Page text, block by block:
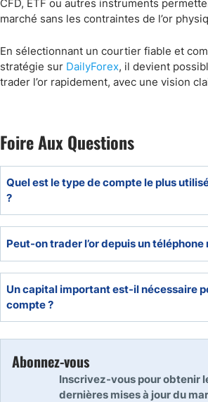
CFD, ETF ou autres instruments
marché sans les contraintes de l’or
En sélectionnant un courtier fiable et
stratégie sur DailyForex, il devient
trader l’or rapidement, avec une vision
Foire Aux Questions
Quel est le type de compte le plus
?
particuliers, car ils permettent de se
prix de l’or sans détenir le métal. Le
vos objectifs de trading.
Peut-on trader l’or depuis un téléphone
mobiles permettant de suivre et de
sur l’or en temps réel.
Un capital important est-il nécessaire
compte ?
Non, certains brokers permettent de
dépôt relativement limité, selon leurs
Abonnez-vous
Inscrivez-vous pour obtenir
dernières mises à jour du